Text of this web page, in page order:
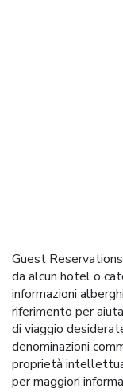
Guest
da alcun hotel o
informazioni
riferimento per
di viaggio
denominazioni
proprietà
per maggiori